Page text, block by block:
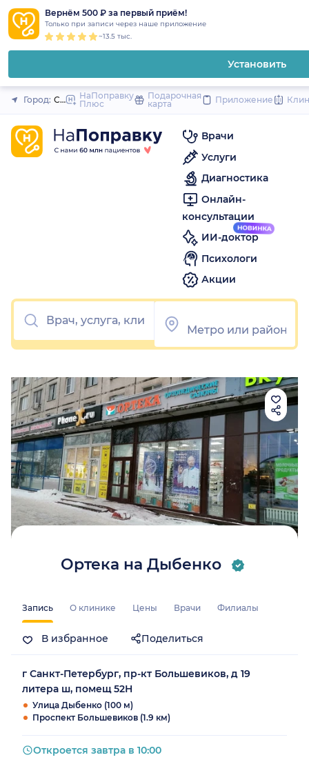
Вернём 500 ₽ за первый приём!
Только при записи через наше приложение
~13.5 тыс.
Установить
Закрыть
Город: Санкт-Петербург
НаПоправку
Плюс
Подарочная
карта
Приложение
Врачи
Услуги
Диагностика
Онлайн-
консультации
ИИ-доктор
Психологи
Акции
Ортека на Дыбенко
Запись О клинике Цены Врачи Филиалы
В избранное Поделиться
г Санкт-Петербург, пр-кт Большевиков, д 19
литера ш, помещ 52Н
Улица Дыбенко (100 м)
Проспект Большевиков (1.9 км)
Откроется завтра в 10:00